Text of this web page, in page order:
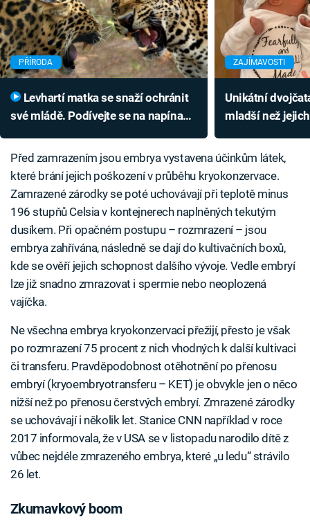
PŘÍRODA
své mládě. Podívejte se na napínavý
ZAJÍMAVOSTI
Unikátní
mladší než
Před zamrazením jsou embrya vystavena účinkům látek,
které brání jejich poškození v průběhu kryokonzervace.
Zamrazené zárodky se poté uchovávají při teplotě minus
196 stupňů Celsia v kontejnerech naplněných tekutým
dusíkem. Při opačném postupu – rozmrazení – jsou
embrya zahřívána, následně se dají do kultivačních boxů,
kde se ověří jejich schopnost dalšího vývoje. Vedle embryí
lze již snadno zmrazovat i spermie nebo neoplozená
vajíčka.
Ne všechna embrya kryokonzervaci přežijí, přesto je však
po rozmrazení 75 procent z nich vhodných k další kultivaci
či transferu. Pravděpodobnost otěhotnění po přenosu
embryí (kryoembryotransferu – KET) je obvykle jen o něco
nižší než po přenosu čerstvých embryí. Zmrazené zárodky
se uchovávají i několik let. Stanice CNN například v roce
2017 informovala, že v USA se v listopadu narodilo dítě z
vůbec nejdéle zmrazeného embrya, které „u ledu“ strávilo
26 let.
Zkumavkový boom